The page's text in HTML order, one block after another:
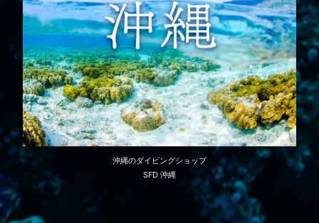
沖縄のダイビングショップ
SFD 沖縄